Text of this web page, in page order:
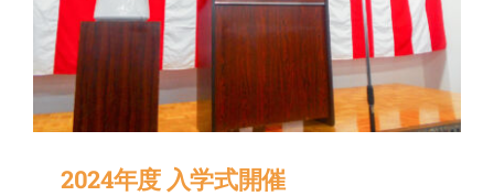
2024年度 入学式開催